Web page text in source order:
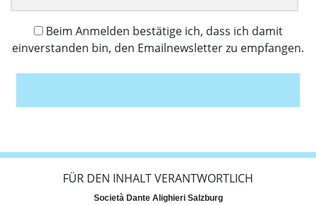
Beim Anmelden bestätige ich, dass ich damit
einverstanden bin, den Emailnewsletter zu empfangen.
FÜR DEN INHALT VERANTWORTLICH
Società Dante Alighieri Salzburg